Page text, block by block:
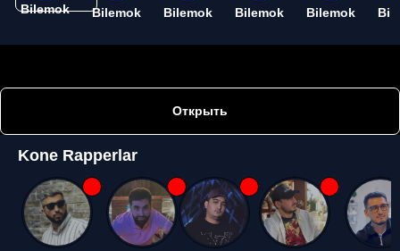
Bilemok Bilemok Bilemok Bilemok Bilemok
Открыть
Kone Rapperlar